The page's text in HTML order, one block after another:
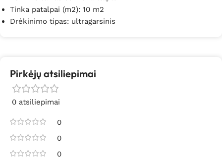
Tinka patalpai (m2): 10 m2
Drėkinimo tipas: ultragarsinis
Pirkėjų atsiliepimai
0 atsiliepimai
0
0
0